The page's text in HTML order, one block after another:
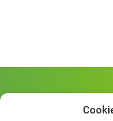
Rheinlandstraße 80